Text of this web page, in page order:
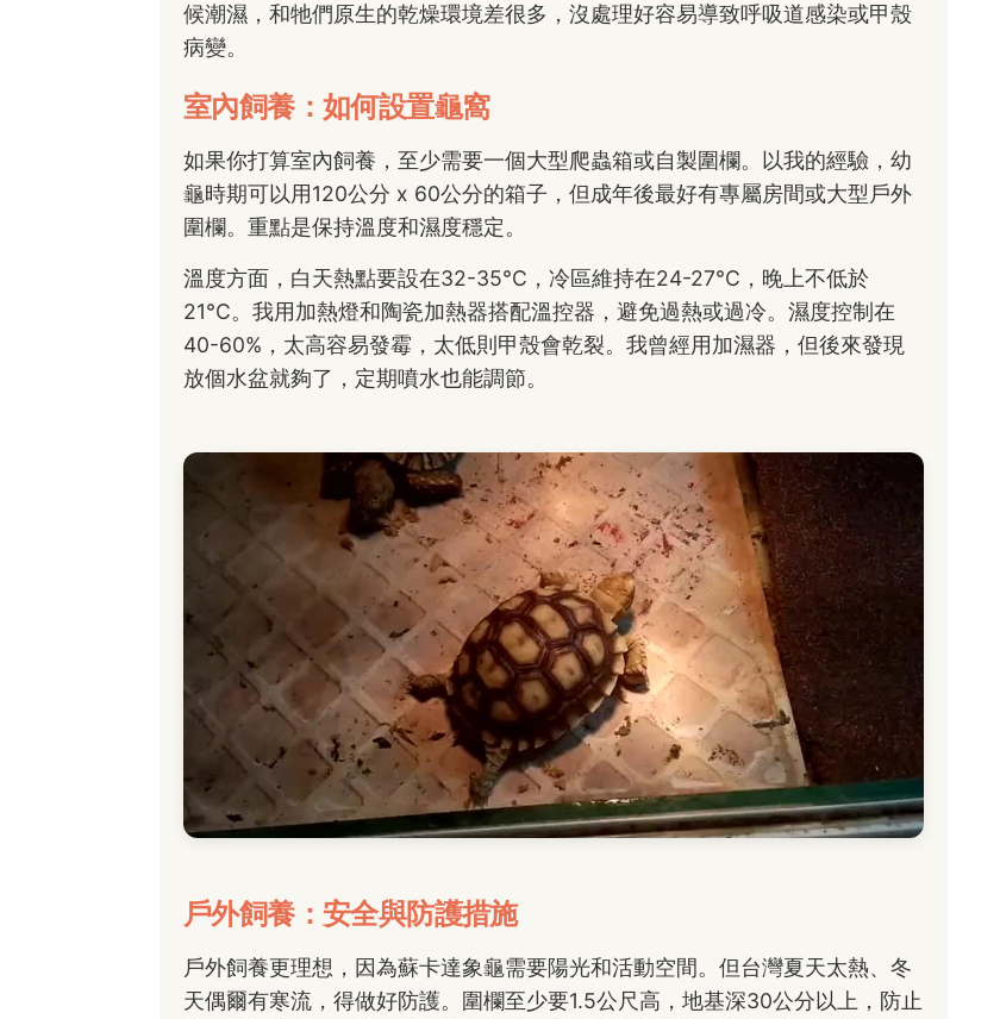
候潮濕，和牠們原生的乾燥環境差很多，沒處理好容易導致呼吸道感染或甲殼
病變。
室內飼養：如何設置龜窩
如果你打算室內飼養，至少需要一個大型爬蟲箱或自製圍欄。以我的經驗，幼
龜時期可以用120公分 x 60公分的箱子，但成年後最好有專屬房間或大型戶外
圍欄。重點是保持溫度和濕度穩定。
溫度方面，白天熱點要設在32-35°C，冷區維持在24-27°C，晚上不低於
21°C。我用加熱燈和陶瓷加熱器搭配溫控器，避免過熱或過冷。濕度控制在
40-60%，太高容易發霉，太低則甲殼會乾裂。我曾經用加濕器，但後來發現
放個水盆就夠了，定期噴水也能調節。
戶外飼養：安全與防護措施
戶外飼養更理想，因為蘇卡達象龜需要陽光和活動空間。但台灣夏天太熱、冬
天偶爾有寒流，得做好防護。圍欄至少要1.5公尺高，地基深30公分以上，防止